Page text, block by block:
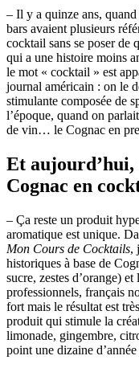
– Il y a quinze ans,
bars avaient plusieurs
cocktail sans se poser de
qui a une histoire moins
le mot « cocktail » est
journal américain : on le
stimulante composée de
l’époque, quand on
de vin… le Cognac en
Et aujourd’hui,
Cognac en
– Ça reste un produit
aromatique est unique.
Mon Cours de Cocktails,
historiques à base de
sucre, zestes d’orange)
professionnels, français
fort mais le résultat est
produit qui stimule la
limonade, gingembre,
point une dizaine